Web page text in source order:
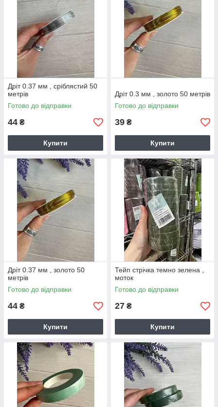
Дріт 0.37 мм , сріблястий 50
метрів
Готово до відправки
44 ₴
Купити
Дріт 0.3 мм , золото 50 метрів
Готово до відправки
39 ₴
Купити
Дріт 0.37 мм , золото 50
метрів
Готово до відправки
44 ₴
Купити
Тейп стрічка темно зелена ,
моток
Готово до відправки
27 ₴
Купити